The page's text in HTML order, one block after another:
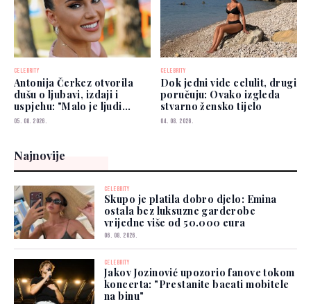
CELEBRITY
Antonija Čerkez otvorila
dušu o ljubavi, izdaji i
uspjehu: "Malo je ljudi
kojima možete vjerovati"
05. 08. 2026.
CELEBRITY
Dok jedni vide celulit, drugi
poručuju: Ovako izgleda
stvarno žensko tijelo
04. 08. 2026.
Najnovije
CELEBRITY
Skupo je platila dobro djelo: Emina
ostala bez luksuzne garderobe
vrijedne više od 50.000 eura
06. 08. 2026.
CELEBRITY
Jakov Jozinović upozorio fanove tokom
koncerta: "Prestanite bacati mobitele
na binu"